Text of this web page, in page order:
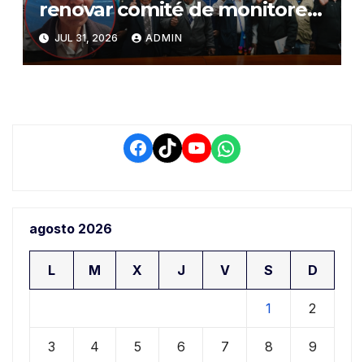
renovar comité de monitoreo
del PIAA por presuntos
conflictos de interés y
retrasos
JUL 31, 2026 ADMIN
Facebook
TikTokYouTube
WhatsApp
agosto 2026
L M X J V S D
1 2
3 4 5 6 7 8 9